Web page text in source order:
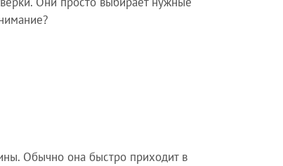
Обычно она быстро приходит в